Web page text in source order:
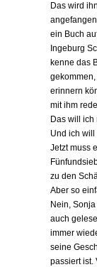
Das wird
ein Buch
Ingeburg
kenne das
erinnern
mit ihm
Das will
Und ich
Jetzt muss
zu den
Aber so
Nein,
auch
immer
seine
passiert ist.